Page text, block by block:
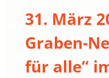
31. März
Graben-
für alle“